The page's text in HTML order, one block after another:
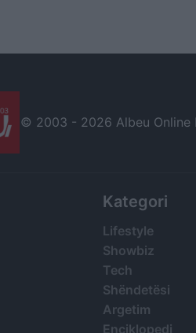
© 2003 - 2026 Albeu
Kategori
Lifestyle
Showbiz
Tech
Shëndetësi
Argetim
Enciklopedi